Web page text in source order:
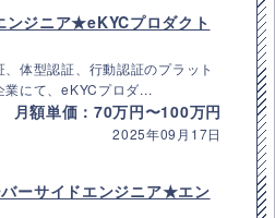
ンジニア★eKYCプロダクト
体型認証、行動認証のプラット
業にて、eKYCプロダ...
月額単価：70万円〜100万円
2025年09月17日
ーサイドエンジニア★エン